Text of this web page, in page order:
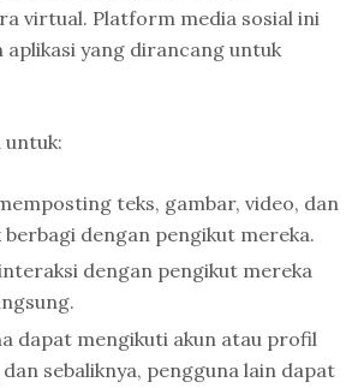
virtual. Platform media sosial ini
aplikasi yang dirancang untuk
untuk:
teks, gambar, video, dan
dengan pengikut mereka.
dengan pengikut mereka
dapat mengikuti akun atau profil
sebaliknya, pengguna lain dapat